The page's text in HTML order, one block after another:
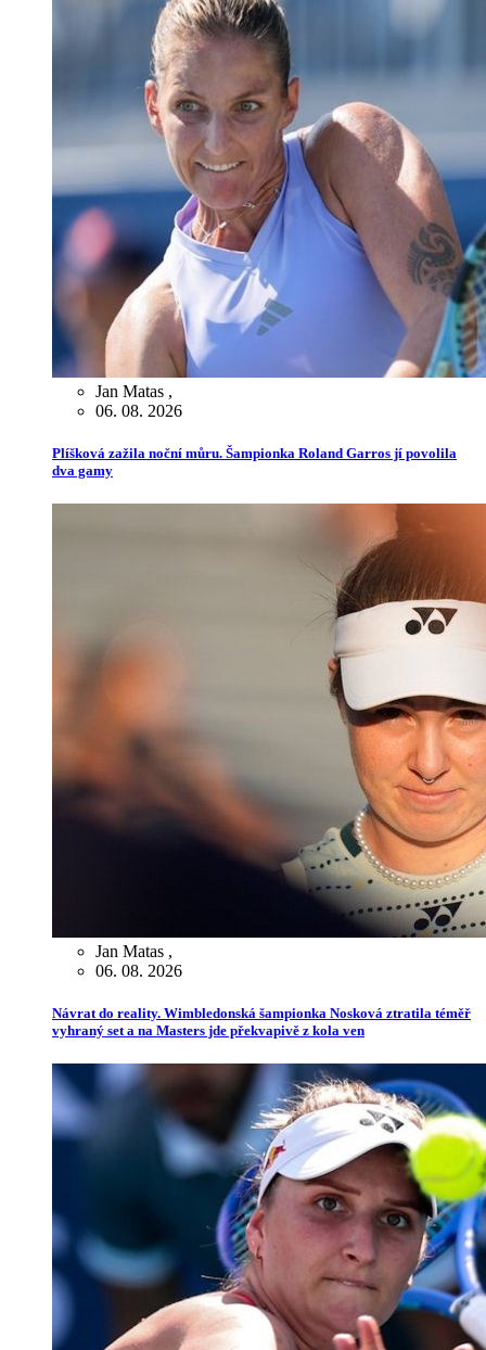
Jan Matas ,
06. 08. 2026
Plíšková zažila noční můru. Šampionka Roland Garros jí povolila
dva gamy
Jan Matas ,
06. 08. 2026
Návrat do reality. Wimbledonská šampionka Nosková ztratila téměř
vyhraný set a na Masters jde překvapivě z kola ven